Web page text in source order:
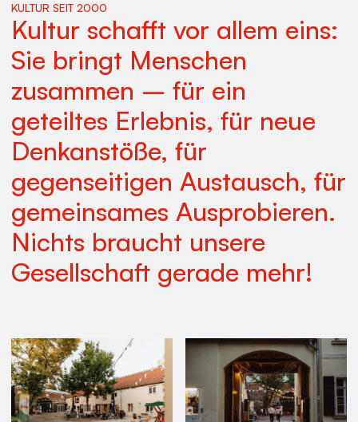
KULTUR SEIT 2000
Kultur schafft vor allem eins:
Sie bringt Menschen
zusammen – für ein
geteiltes Erlebnis, für neue
Denkanstöße, für
gegenseitigen Aus­tausch, für
gemein­sames Aus­pro­bieren.
Nichts braucht unsere
Gesell­schaft gerade mehr!